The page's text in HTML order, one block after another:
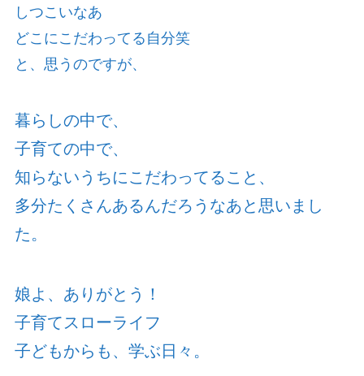
しつこいなあ
どこにこだわってる自分笑
と、思うのですが、
暮らしの中で、
子育ての中で、
知らないうちにこだわってること、
多分たくさんあるんだろうなあと思いまし
た。
娘よ、ありがとう！
子育てスローライフ
子どもからも、学ぶ日々。